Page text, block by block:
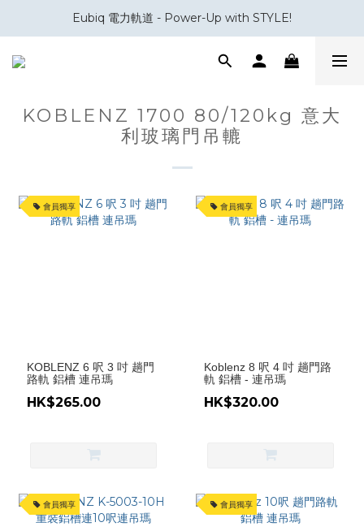
會員積分換領百佳 HK$50 購物禮券
Eubiq 電力軌道 - Power-Up with STYLE!
會員積分換領百佳 HK$50 購物禮券
KOBLENZ 1700 80/120kg 意大
利玻璃門吊轆
會員獨享
KOBLENZ 6 呎 3 吋 趟門
路軌 鋁槽 連吊瑪
HK$265.00
會員獨享
Koblenz 8 呎 4 吋 趟門路
軌 鋁槽 - 連吊瑪
HK$320.00
會員獨享 會員獨享